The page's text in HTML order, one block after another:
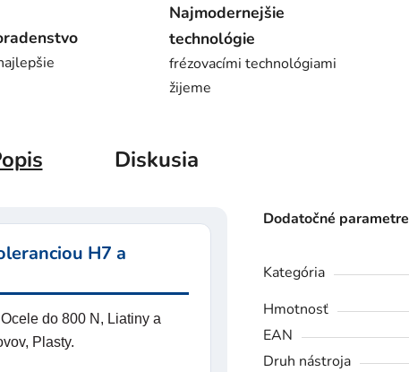
Najmodernejšie
technológie
frézovacími technológiami
žijeme
Diskusia
H7 a
do 800 N, Liatiny a
Plasty.
Dodatočné parametre
Kategória
Hmotnosť
EAN
Druh nástroja